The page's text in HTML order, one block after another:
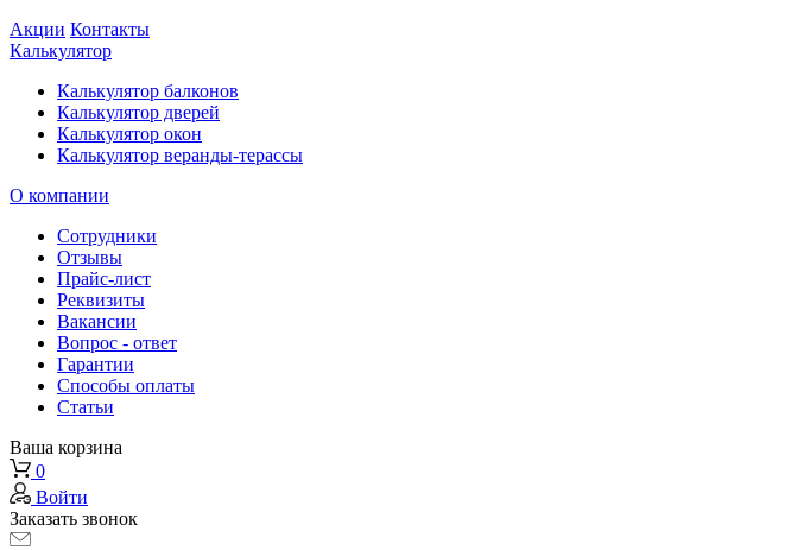
Акции Контакты
Калькулятор
Калькулятор балконов
Калькулятор дверей
Калькулятор окон
Калькулятор веранды-терассы
О компании
Сотрудники
Отзывы
Прайс-лист
Реквизиты
Вакансии
Вопрос - ответ
Гарантии
Способы оплаты
Статьи
Ваша корзина
0
Войти
Заказать звонок